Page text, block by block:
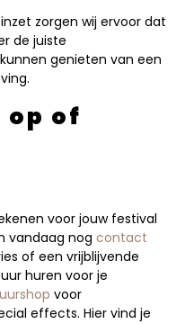
zorgen wij ervoor dat
de juiste
genieten van een
op of
voor jouw festival
vandaag nog contact
of een vrijblijvende
huren voor je
voor
effects. Hier vind je